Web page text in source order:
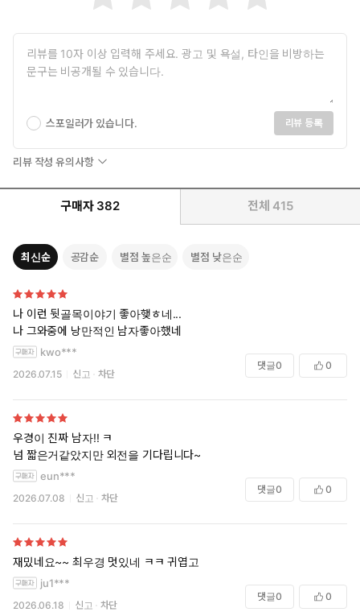
스포일러가 있습니다. 리뷰 등록
리뷰 작성 유의사항
구매자 382 전체 415
최신순 공감순 별점 높은순 별점 낮은순
나 이런 뒷골목이야기 좋아햊ㅎ네...
나 그와중에 낭만적인 남자좋아했네
kwo***
2026.07.15 신고 차단
댓글0 0
우경이 진짜 남자!! ㅋ
넘 짧은거같았지만 외전을 기다립니다~
eun***
2026.07.08 신고 차단
댓글0 0
재밌네요~~ 최우경 멋있네 ㅋㅋ 귀엽고
ju1***
2026.06.18 신고 차단
댓글0 0